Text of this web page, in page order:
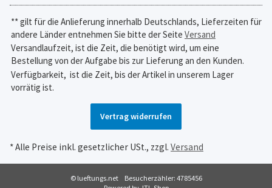
** gilt für die Anlieferung innerhalb Deutschlands, Lieferzeiten für
andere Länder entnehmen Sie bitte der Seite Versand
Versandlaufzeit, ist die Zeit, die benötigt wird, um eine
Bestellung von der Aufgabe bis zur Lieferung an den Kunden.
Verfügbarkeit, ist die Zeit, bis der Artikel in unserem Lager
vorrätig ist.
Vertrag widerrufen
* Alle Preise inkl. gesetzlicher USt., zzgl. Versand
© lueftungs.net
Besucherzähler: 4785456